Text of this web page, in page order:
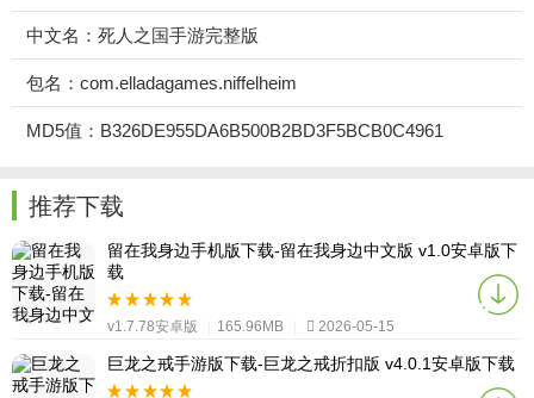
中文名：死人之国手游完整版
包名：com.elladagames.niffelheim
MD5值：B326DE955DA6B500B2BD3F5BCB0C4961
推荐下载
留在我身边手机版下载-留在我身边中文版 v1.0安卓版下
载
v1.7.78安卓版 165.96MB 2026-05-15
巨龙之戒手游版下载-巨龙之戒折扣版 v4.0.1安卓版下载